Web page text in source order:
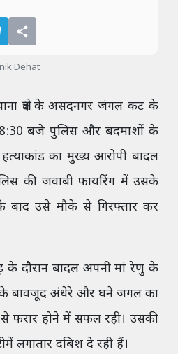
Dehat
क्षेत्र के असदनगर जंगल कट के
8:30 बजे पुलिस और बदमाशों के
का मुख्य आरोपी बादल
की जवाबी फायरिंग में उसके
बाद उसे मौके से गिरफ्तार कर
दौरान बादल अपनी मां रेणु के
के बावजूद अंधेरे और घने जंगल का
फरार होने में सफल रही। उसकी
लगातार दबिश दे रही हैं।